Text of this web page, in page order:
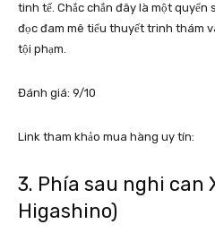
tinh tế. Chắc chắn đây là một
đọc đam mê tiểu thuyết trinh thám
tội phạm.
Đánh giá: 9/10
Link tham khảo mua hàng uy tín:
3. Phía sau nghi can
Higashino)